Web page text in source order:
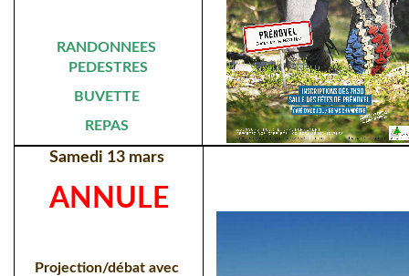
RANDONNEES
PEDESTRES
BUVETTE
REPAS
Samedi 13 mars
ANNULE
Projection/débat avec